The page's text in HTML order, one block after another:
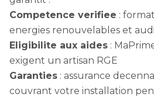
Competence verifiee :
energies renouvelables et
Eligibilite aux aides :
exigent un artisan RGE
Garanties : assurance
couvrant votre installation